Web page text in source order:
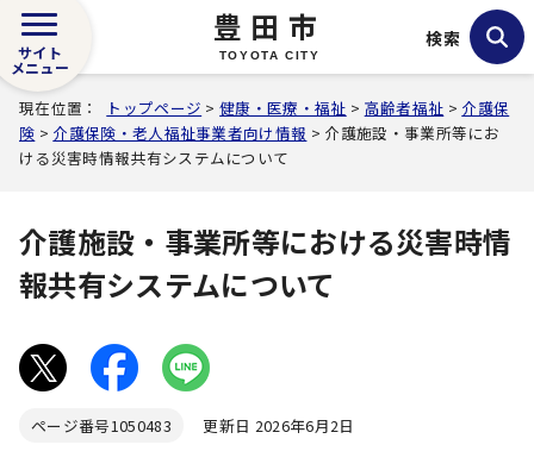
豊田市
TOYOTA CITY
サイト
メニュー
検索
現在位置： トップページ >健康・医療・福祉 > 高齢者福祉 > 介護保
険 > 介護保険・老人福祉事業者向け情報 > 介護施設・事業所等にお
ける災害時情報共有システムについて
介護施設・事業所等における災害時情
報共有システムについて
ページ番号1050483 更新日 2026年6月2日